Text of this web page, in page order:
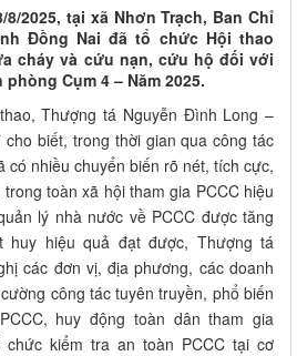
8/2025, tại xã Nhơn Trạch, Ban Chỉ
Đồng Nai đã tổ chức Hội thao
cháy và cứu nạn, cứu hộ đối với
Cụm 4 – Năm 2025.
Thượng tá Nguyễn Đình Long –
cho biết, trong thời gian qua công tác
có nhiều chuyển biến rõ nét, tích cực,
toàn xã hội tham gia PCCC hiệu
lý nhà nước về PCCC được tăng
huy hiệu quả đạt được, Thượng tá
các đơn vị, địa phương, các doanh
công tác tuyên truyền, phổ biến
huy động toàn dân tham gia
chức kiểm tra an toàn PCCC tại cơ